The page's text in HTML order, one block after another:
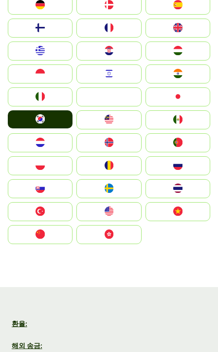
Deutschland
United Kingdom
Magyarország
South Korea
United States
中國香港特別行政區
환율:
해외 송금: